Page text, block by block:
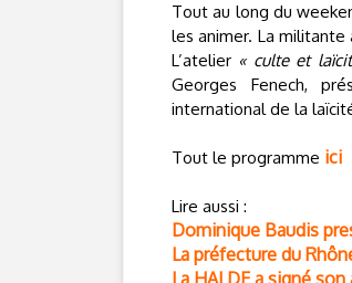
Tout au long du
les animer. La
L’atelier « culte et
Georges Fenech,
international de la
Tout le programme ici
Lire aussi :
Dominique Baudis
La préfecture du
La HALDE a signé